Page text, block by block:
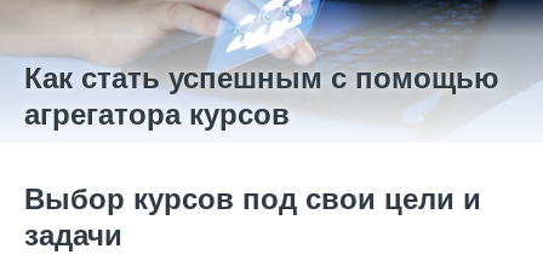
Как стать успешным с помощью
агрегатора курсов
Выбор курсов под свои цели и
задачи